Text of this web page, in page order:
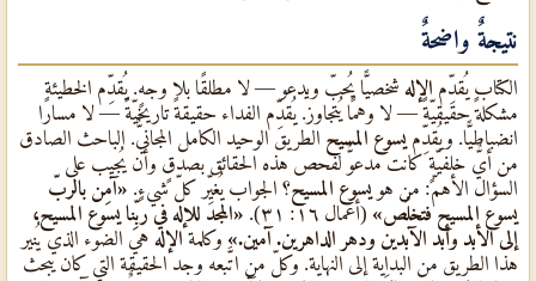
نتيجةٌ واضحةٌ
الكتاب يُقدِّم الإله شخصيًّا يُحبّ ويدعو — لا مطلقًا بلا وجهٍ. يُقدِّم الخطيئة
مشكلةً حقيقيّةً — لا وهمًا يُتجاوز. يُقدِّم الفداء حقيقةً تاريخيّةً — لا مسارًا
انضباطيًّا. ويُقدِّم يسوع المسيح الطريق الوحيد الكامل المجانيٌّ. الباحث الصادق
من أيٌّ خلفيّةٍ كانت مدعوٌّ لفحص هذه الحقائق بصدقٍ وأن يُجيب على
السؤال الأهمّ: من هو يسوع المسيح؟ الجواب يُغيِّر كلّ شيءٍ. «آمِن بالربّ
يسوع المسيح فتخلُص» (أعمال ١٦: ٣١).
«المجد للإله في ربِّنا يسوع المسيح،
إلى الأبد وأبد الآبدين ودهر الداهرين. آمين.» وكلمة الإله هي الضوء الذي يُنير
هذا الطريق من البداية إلى النهاية. وكلّ من اتَّبعه وجد الحقيقة التي كان يبحث